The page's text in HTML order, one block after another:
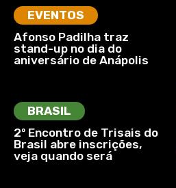
EVENTOS
Afonso Padilha traz
stand-up no dia do
aniversário de Anápolis
BRASIL
2º Encontro de Trisais do
Brasil abre inscrições,
veja quando será